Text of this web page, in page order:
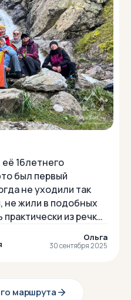
16летнего
был первый
не уходили так
не жили в подобных
из речки.
Ольга
30 сентября 2025
маршрута